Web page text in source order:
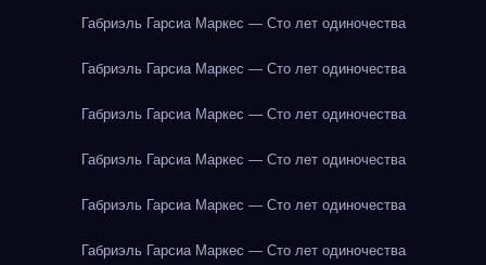
Габриэль Гарсиа Маркес — Сто лет одиночества
Габриэль Гарсиа Маркес — Сто лет одиночества
Габриэль Гарсиа Маркес — Сто лет одиночества
Габриэль Гарсиа Маркес — Сто лет одиночества
Габриэль Гарсиа Маркес — Сто лет одиночества
Габриэль Гарсиа Маркес — Сто лет одиночества